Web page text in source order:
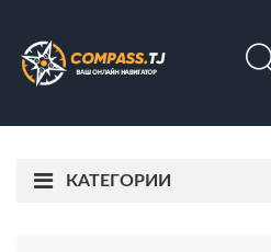
КАТЕГОРИИ